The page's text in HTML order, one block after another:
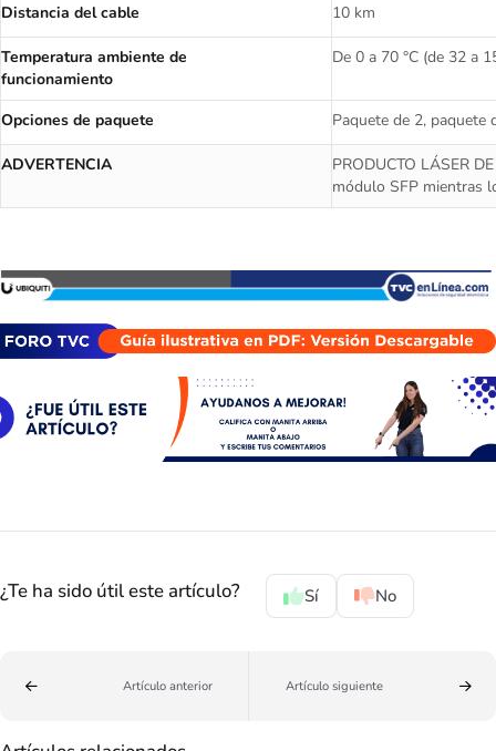
Distancia del cable 10 km
Temperatura ambiente de
funcionamiento
De 0 a 70 °C (de 32 a
Opciones de paquete Paquete de 2, paquete
ADVERTENCIA
PRODUCTO LÁSER
módulo SFP mientras
¿Te ha sido útil este artículo? Sí No
Artículo anterior Artículo siguiente